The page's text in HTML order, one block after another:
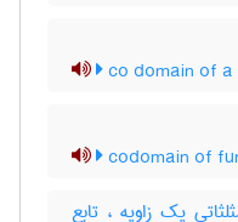
co domain of
codomain of
یک زاویه ، تابع